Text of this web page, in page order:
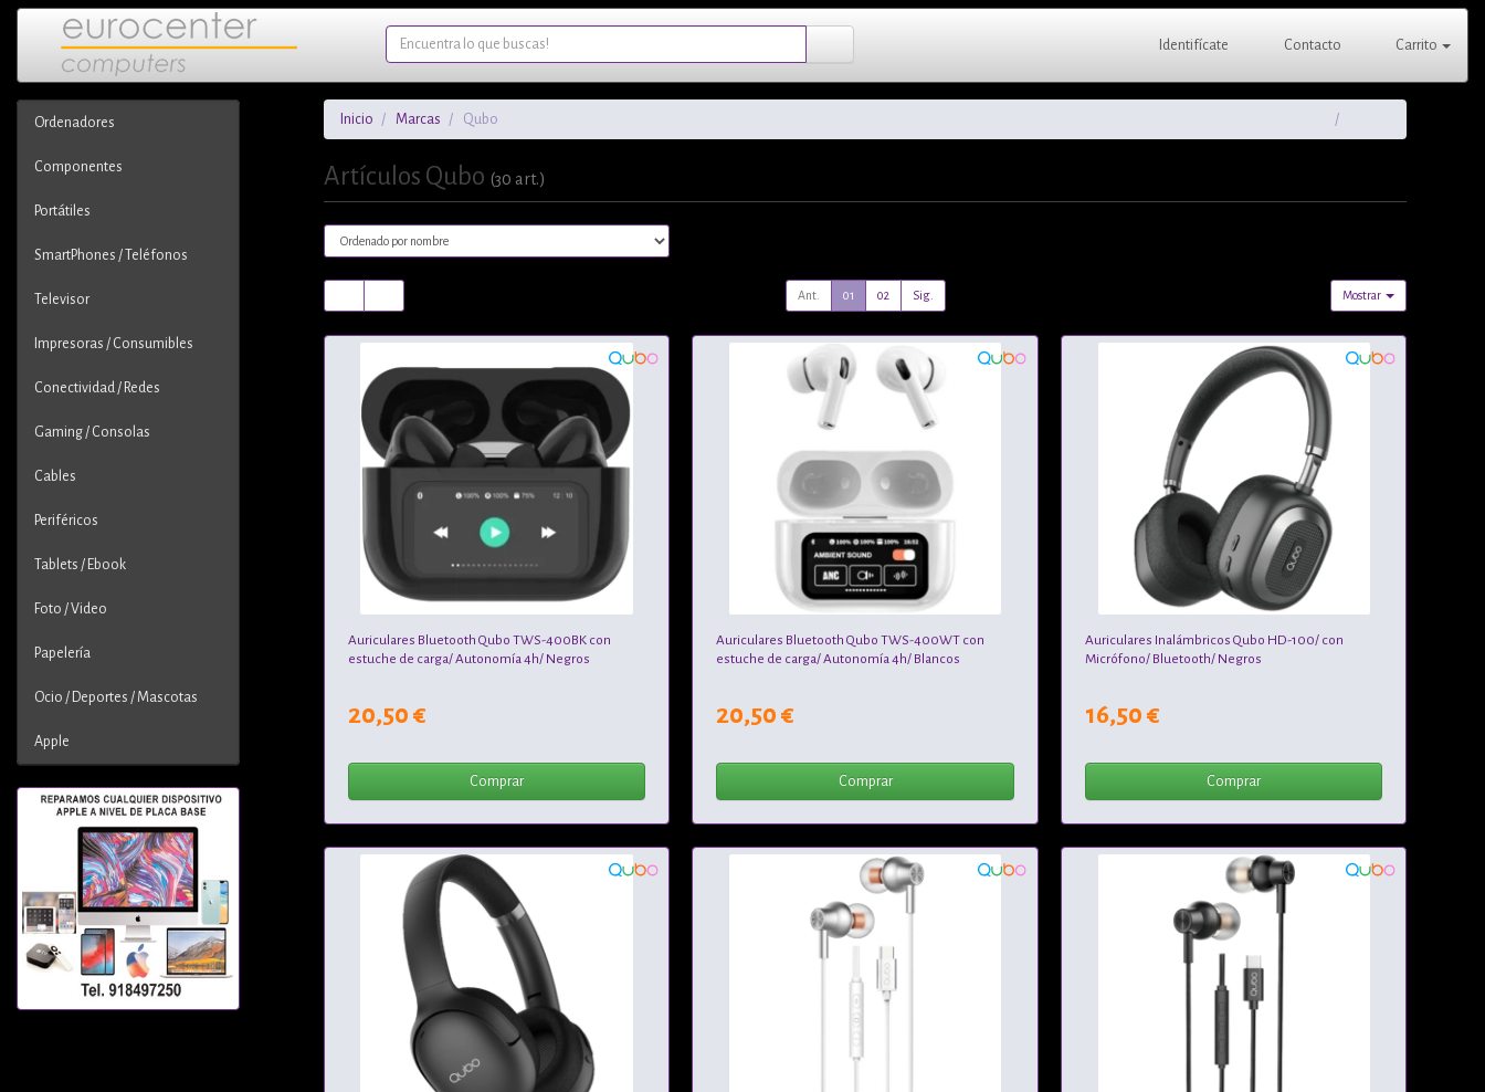
Identifícate Contacto Carrito
Ordenadores
Componentes
Portátiles
SmartPhones / Teléfonos
Televisor
Impresoras / Consumibles
Conectividad / Redes
Gaming / Consolas
Cables
Periféricos
Tablets / Ebook
Foto / Video
Papelería
Ocio / Deportes / Mascotas
Apple
Inicio Marcas Qubo
Artículos Qubo (30 art.)
Ant. 01 02 Sig. Mostrar
Auriculares Bluetooth Qubo TWS-400BK con
estuche de carga/ Autonomía 4h/ Negros
20,50 €
Comprar
Auriculares Bluetooth Qubo TWS-400WT con
estuche de carga/ Autonomía 4h/ Blancos
20,50 €
Comprar
Auriculares Inalámbricos Qubo HD-100/ con
Micrófono/ Bluetooth/ Negros
16,50 €
Comprar